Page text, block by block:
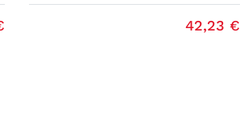
Precio
42,23 €